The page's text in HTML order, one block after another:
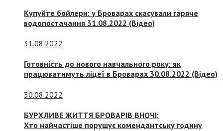
Купуйте бойлери: у Броварах скасували гаряче
водопостачання 31.08.2022 (Відео)
31.08.2022
Готовність до нового навчального року: як
працюватимуть ліцеї в Броварах 30.08.2022 (Відео)
30.08.2022
БУРХЛИВЕ ЖИТТЯ БРОВАРІВ ВНОЧІ:
Хто найчастіше порушує комендантську годину